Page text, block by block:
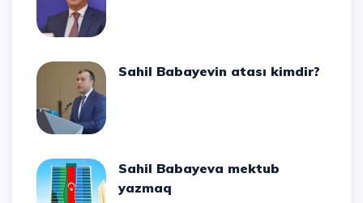
Sahil Babayevin atası kimdir?
Sahil Babayeva mektub
yazmaq